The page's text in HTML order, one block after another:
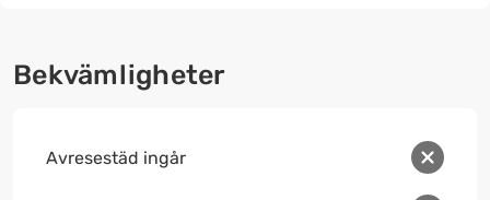
Bekvämligheter
Avresestäd ingår